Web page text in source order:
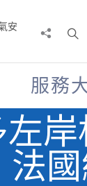
安
尋
服務
岸
法